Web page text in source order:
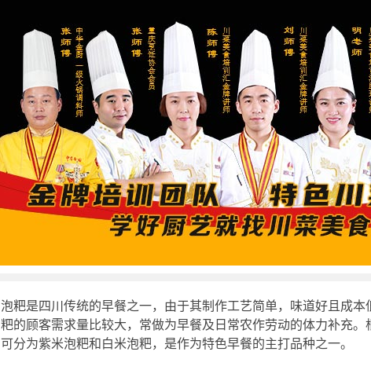
泡粑是四川传统的早餐之一，由于其制作工艺简单，味道好且成本
粑的顾客需求量比较大，常做为早餐及日常农作劳动的体力补充
可分为紫米泡粑和白米泡粑，是作为特色早餐的主打品种之一。